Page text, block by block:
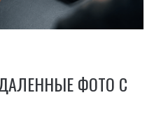
ФОТО С